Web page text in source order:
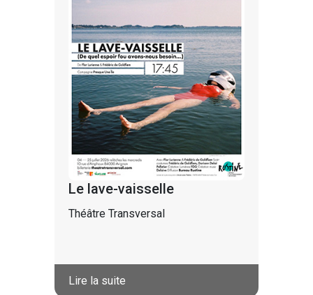
Le lave-vaisselle
Théâtre Transversal
Lire la suite